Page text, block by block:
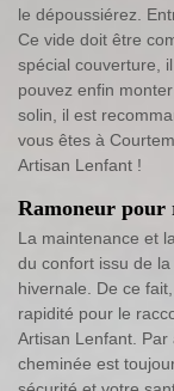
le dépoussiérez.
Ce vide doit être
spécial couverture,
pouvez enfin
solin, il est
vous êtes à
Artisan Lenfant !
Ramoneur pour
La maintenance et
du confort issu de
hivernale. De ce
rapidité pour le
Artisan Lenfant.
cheminée est